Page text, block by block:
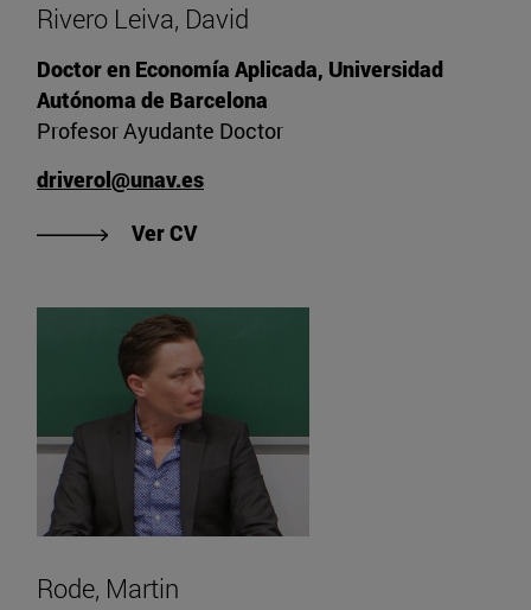
Rivero Leiva, David
Doctor en Economía Aplicada, Universidad
Autónoma de Barcelona
Profesor Ayudante Doctor
driverol@unav.es
Ver CV"Ver CV de Rivero Leiva, David"
Rode, Martin